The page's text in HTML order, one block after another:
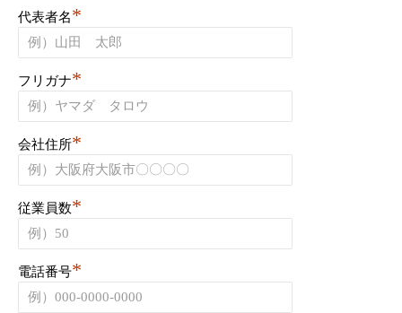
代表者名*
フリガナ*
会社住所*
従業員数*
電話番号*